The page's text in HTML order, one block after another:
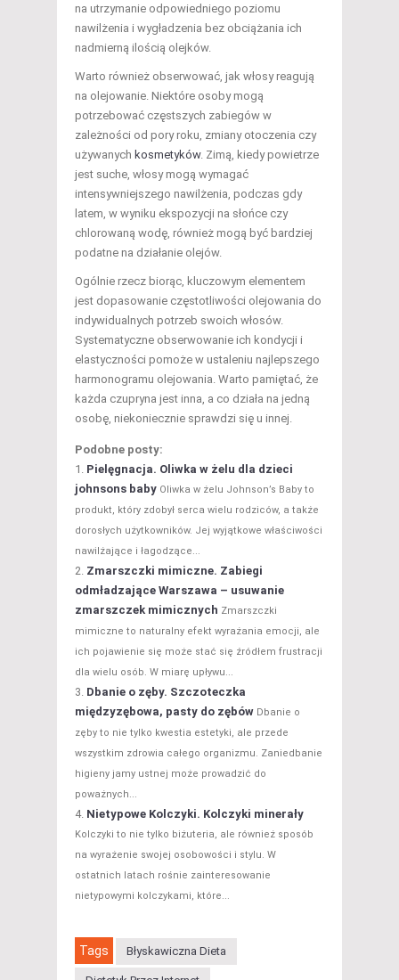
na utrzymanie odpowiedniego poziomu
nawilżenia i wygładzenia bez obciążania ich
nadmierną ilością olejków.
Warto również obserwować, jak włosy reagują
na olejowanie. Niektóre osoby mogą
potrzebować częstszych zabiegów w
zależności od pory roku, zmiany otoczenia czy
używanych kosmetyków. Zimą, kiedy powietrze
jest suche, włosy mogą wymagać
intensywniejszego nawilżenia, podczas gdy
latem, w wyniku ekspozycji na słońce czy
chlorowaną wodę, również mogą być bardziej
podatne na działanie olejów.
Ogólnie rzecz biorąc, kluczowym elementem
jest dopasowanie częstotliwości olejowania do
indywidualnych potrzeb swoich włosów.
Systematyczne obserwowanie ich kondycji i
elastyczności pomoże w ustaleniu najlepszego
harmonogramu olejowania. Warto pamiętać, że
każda czupryna jest inna, a co działa na jedną
osobę, niekoniecznie sprawdzi się u innej.
Podobne posty:
Pielęgnacja. Oliwka w żelu dla dzieci
johnsons baby Oliwka w żelu Johnson’s Baby to
produkt, który zdobył serca wielu rodziców, a także
dorosłych użytkowników. Jej wyjątkowe właściwości
nawilżające i łagodzące...
Zmarszczki mimiczne. Zabiegi
odmładzające Warszawa – usuwanie
zmarszczek mimicznych Zmarszczki
mimiczne to naturalny efekt wyrażania emocji, ale
ich pojawienie się może stać się źródłem frustracji
dla wielu osób. W miarę upływu...
Dbanie o zęby. Szczoteczka
międzyzębowa, pasty do zębów Dbanie o
zęby to nie tylko kwestia estetyki, ale przede
wszystkim zdrowia całego organizmu. Zaniedbanie
higieny jamy ustnej może prowadzić do
poważnych...
Nietypowe Kolczyki. Kolczyki minerały
Kolczyki to nie tylko biżuteria, ale również sposób
na wyrażenie swojej osobowości i stylu. W
ostatnich latach rośnie zainteresowanie
nietypowymi kolczykami, które...
Tags Błyskawiczna Dieta